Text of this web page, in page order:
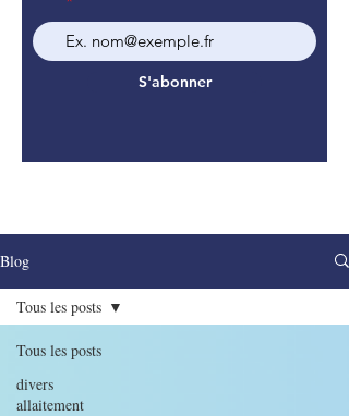
S'abonner
Blog
Tous les posts
divers
allaitement
Tous les posts